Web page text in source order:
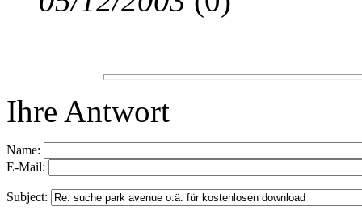
Ihre Antwort
Name:
E-Mail:
Subject: